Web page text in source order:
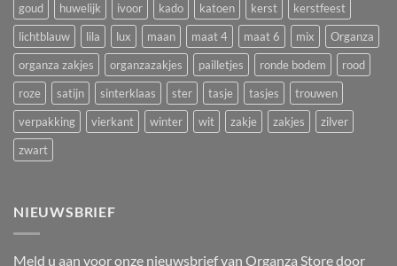
goud
huwelijk ivoor kado katoen kerst
kerstfeest
lichtblauw
lila lux maan maat 4 maat 6 mix
Organza
organza zakjes
organzazakjes pailletjes ronde bodem
rood
roze
satijn sinterklaas ster tasje tasjes
trouwen
verpakking
vierkant winter wit zakje zakjes
zilver
zwart
NIEUWSBRIEF
Meld u aan voor onze nieuwsbrief van Organza Store door